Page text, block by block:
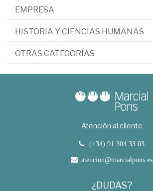
EMPRESA
HISTORIA Y CIENCIAS HUMANAS
OTRAS CATEGORÍAS
Atención al cliente
(+34) 91 304 33 03
atencion@marcialpons.es
¿DUDAS?